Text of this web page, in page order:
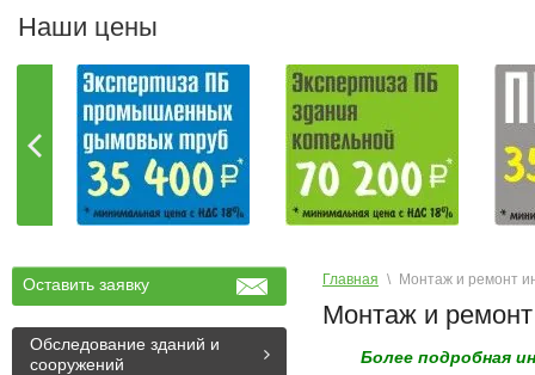
Наши цены
Главная \ Монтаж и ремонт
Монтаж и
Более подробная
Оставить заявку
Обследование зданий и
сооружений